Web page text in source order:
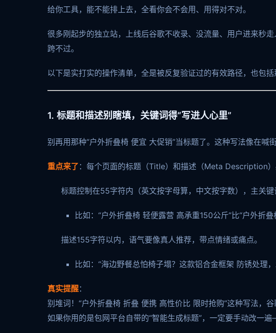
给你工具，能不能排上去，全看你会不会用、用得对不对。
很多刚起步的独立站，上线后谷歌不收录、没流量、用户进来秒
跨不过。
以下是实打实的操作清单，全是被反复验证过的有效路径，也包
1. 标题和描述别瞎填，关键词得“写进人心里”
别再用那种“户外折叠椅 便宜 大促销”当标题了。这种写法像在喊
重点来了 ：每个页面的标题（Title）和描述（Meta Description
标题控制在55字符内（英文按字母算，中文按字数），主关键
比如：“户外折叠椅 轻便露营 高承重150公斤”比“户外折叠
描述155字符以内，语气要像真人推荐，带点情绪或痛点。
比如：“海边野餐总怕椅子塌？这款铝合金框架 防锈处理
真实提醒：
别堆词！“户外折叠椅 折叠 便携 高性价比 限时抢购”这种写法，
如果你用的是包网平台自带的“智能生成标题”，一定要手动改一